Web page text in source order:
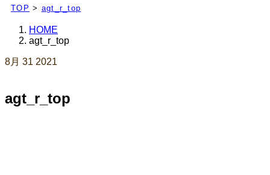
TOP > agt_r_top
HOME
agt_r_top
8月 31 2021
agt_r_top